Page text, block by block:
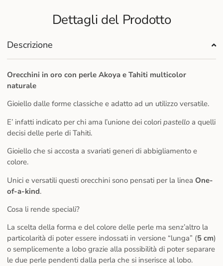
Dettagli del Prodotto
Descrizione
Orecchini in oro con perle Akoya e Tahiti multicolor
naturale
Gioiello dalle forme classiche e adatto ad un utilizzo versatile.
E’ infatti indicato per chi ama l’unione dei colori pastello a quelli
decisi delle perle di Tahiti.
Gioiello che si accosta a svariati generi di abbigliamento e
colore.
Unici e versatili questi orecchini sono pensati per la linea One-
of-a-kind.
Cosa li rende speciali?
La scelta della forma e del colore delle perle ma senz’altro la
particolarità di poter essere indossati in versione “lunga” (5 cm)
o semplicemente a lobo grazie alla possibilità di poter separare
le due perle pendenti dalla perla che si inserisce al lobo.